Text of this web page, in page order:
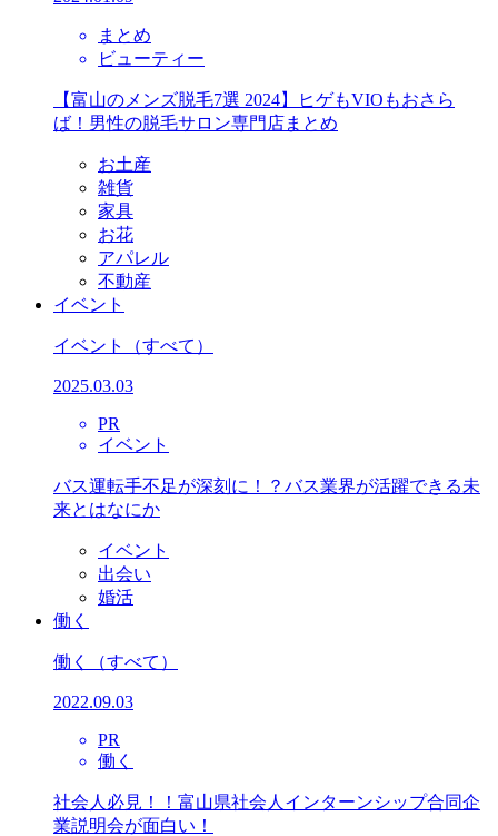
まとめ
ビューティー
【富山のメンズ脱毛7選 2024】ヒゲもVIOもおさら
ば！男性の脱毛サロン専門店まとめ
お土産
雑貨
家具
お花
アパレル
不動産
イベント
イベント （すべて）
2025.03.03
PR
イベント
バス運転手不足が深刻に！？バス業界が活躍できる未
来とはなにか
イベント
出会い
婚活
働く
働く （すべて）
2022.09.03
PR
働く
社会人必見！！富山県社会人インターンシップ合同企
業説明会が面白い！